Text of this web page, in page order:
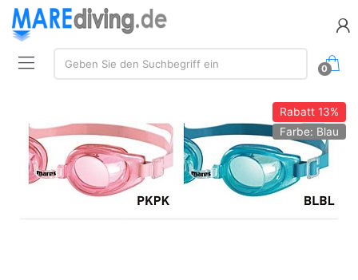
Suche:
Geben Sie den Suchbegriff ein
0
Rabatt13%
Farbe: Blau